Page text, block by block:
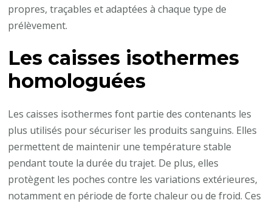
propres, traçables et adaptées à chaque type de
prélèvement.
Les caisses isothermes
homologuées
Les caisses isothermes font partie des contenants les
plus utilisés pour sécuriser les produits sanguins. Elles
permettent de maintenir une température stable
pendant toute la durée du trajet. De plus, elles
protègent les poches contre les variations extérieures,
notamment en période de forte chaleur ou de froid. Ces